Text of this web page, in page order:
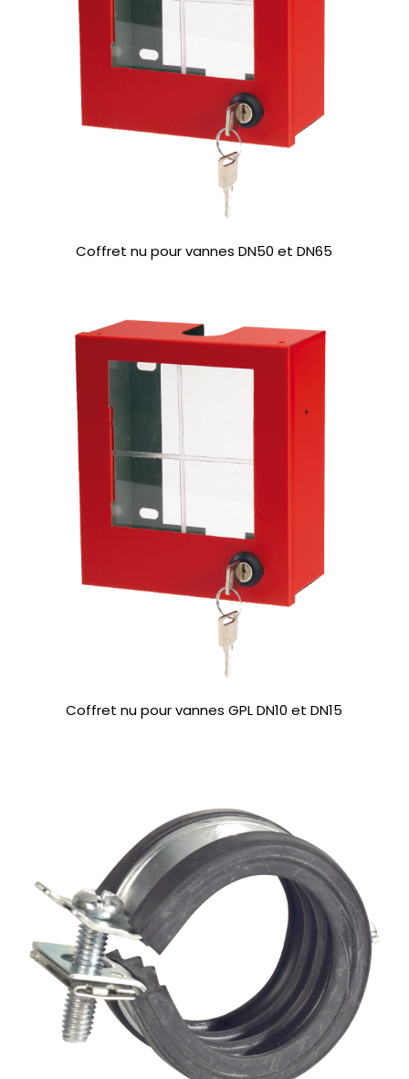
Coffret nu pour vannes DN50 et DN65
Coffret nu pour vannes GPL DN10 et DN15